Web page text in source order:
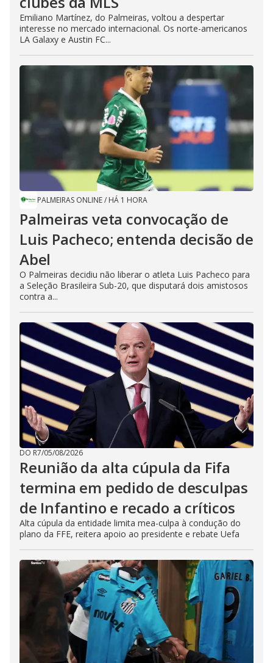
Emiliano Martínez, do Palmeiras, voltou a despertar
interesse no mercado internacional. Os norte-americanos
LA Galaxy e Austin FC...
PALMEIRAS ONLINE/ HÁ 1 HORA
Palmeiras veta convocação de
Luis Pacheco; entenda decisão de
Abel
O Palmeiras decidiu não liberar o atleta Luis Pacheco para
a Seleção Brasileira Sub-20, que disputará dois amistosos
contra a...
DO R7/05/08/2026
Reunião da alta cúpula da Fifa
termina em pedido de desculpas
de Infantino e recado a críticos
Alta cúpula da entidade limita mea-culpa à condução do
plano da FFE, reitera apoio ao presidente e rebate Uefa